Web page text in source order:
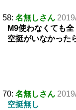
58: 名無しさん
M9使わなくても
空挺がいなかった
70: 名無しさん
空挺無し